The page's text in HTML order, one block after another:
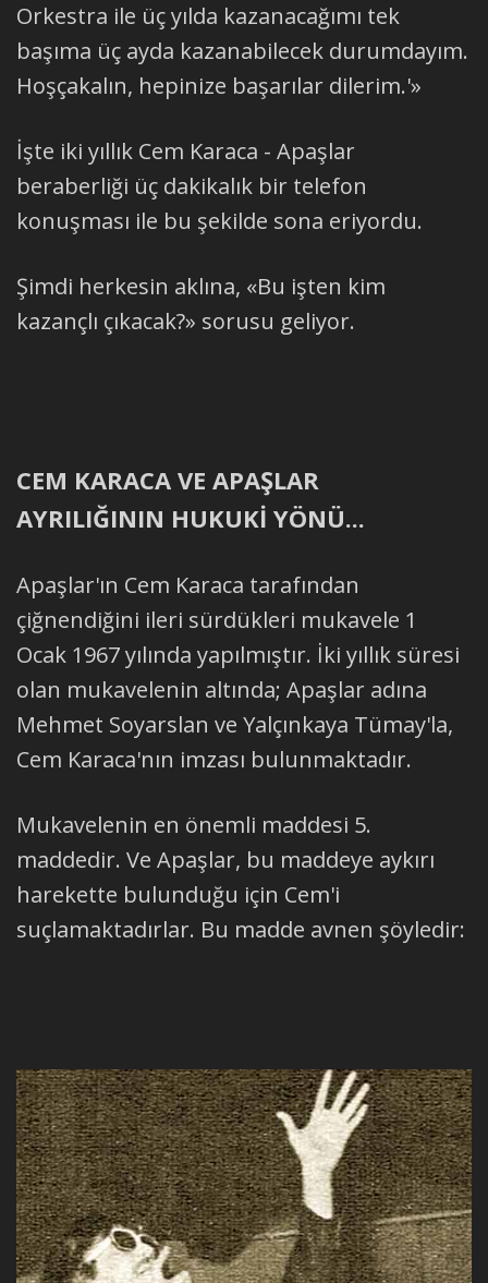
Orkestra ile üç yılda kazanacağımı tek
başıma üç ayda kazanabilecek durumdayım.
Hoşçakalın, hepinize başarılar dilerim.'»
İşte iki yıllık Cem Karaca - Apaşlar
beraberliği üç dakikalık bir telefon
konuşması ile bu şekilde sona eriyordu.
Şimdi herkesin aklına, «Bu işten kim
kazançlı çıkacak?» sorusu geliyor.
CEM KARACA VE APAŞLAR
AYRILIĞININ HUKUKİ YÖNÜ...
Apaşlar'ın Cem Karaca tarafından
çiğnendiğini ileri sürdükleri mukavele 1
Ocak 1967 yılında yapılmıştır. İki yıllık süresi
olan mukavelenin altında; Apaşlar adına
Mehmet Soyarslan ve Yalçınkaya Tümay'la,
Cem Karaca'nın imzası bulunmaktadır.
Mukavelenin en önemli maddesi 5.
maddedir. Ve Apaşlar, bu maddeye aykırı
harekette bulunduğu için Cem'i
suçlamaktadırlar. Bu madde avnen şöyledir: